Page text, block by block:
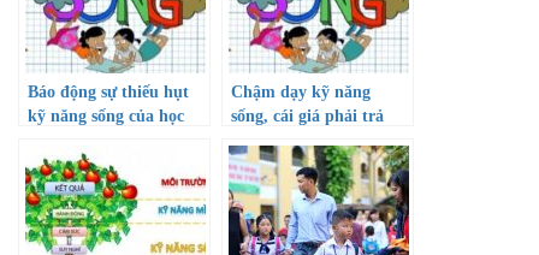
Báo động sự thiếu hụt
kỹ năng sống của học
Chậm dạy kỹ năng
sống, cái giá phải trả